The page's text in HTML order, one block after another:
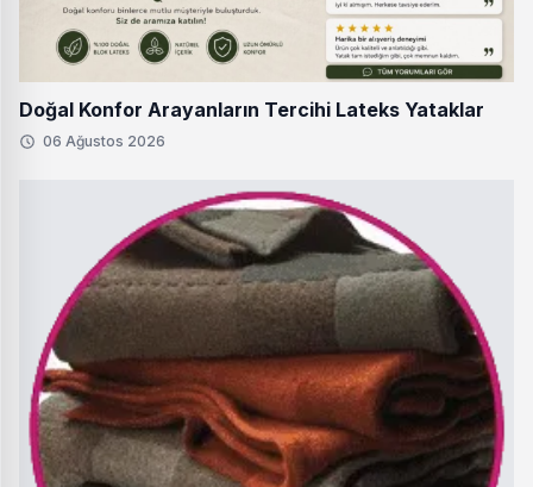
Doğal Konfor Arayanların Tercihi Lateks Yataklar
06 Ağustos 2026